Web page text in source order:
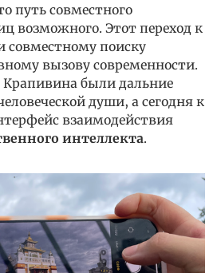
путь совместного
возможного. Этот переход к
совместному поиску
вызову современности.
были дальние
души, а сегодня к
взаимодействия
интеллекта.